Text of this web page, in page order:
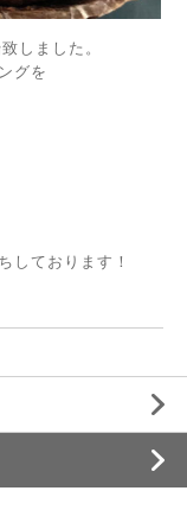
しました。
グを
しております！